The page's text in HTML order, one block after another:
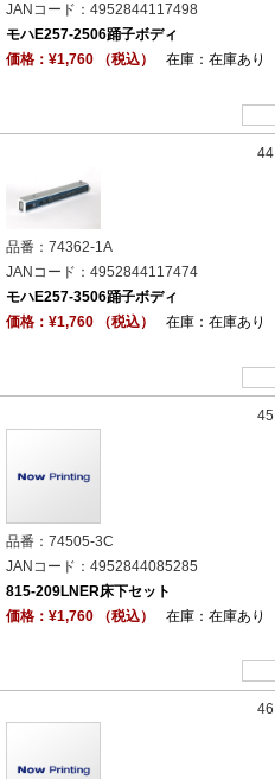
JANコード：4952844117498
モハE257-2506踊子ボディ
価格：¥1,760 （税込）
在庫：在庫あり
44
品番：74362-1A
JANコード：4952844117474
モハE257-3506踊子ボディ
価格：¥1,760 （税込）
在庫：在庫あり
45
品番：74505-3C
JANコード：4952844085285
815-209LNER床下セット
価格：¥1,760 （税込）
在庫：在庫あり
46